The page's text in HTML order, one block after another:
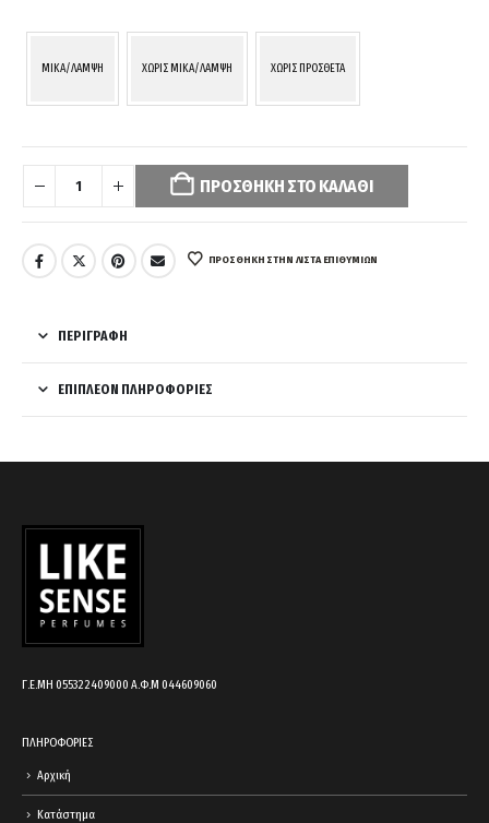
MIKA/ΛΑΜΨΗ ΧΩΡΙΣ MIKA/ΛΑΜΨΗ ΧΩΡΙΣ ΠΡΟΣΘΕΤΑ
Your
selection
has
been
Please
product
options
before
cart.
ΠΡΟΣΘΉΚΗ ΣΤΟ ΚΑΛΆΘΙ
ΠΡΌΣΘΉΚΗ ΣΤΗΝ ΛΊΣΤΑ ΕΠΙΘΥΜΙΏΝ
ΠΕΡΙΓΡΑΦΉ
ΕΠΙΠΛΈΟΝ ΠΛΗΡΟΦΟΡΊΕΣ
Γ.Ε.ΜΗ 055322409000 Α.Φ.Μ 044609060
ΠΛΗΡΟΦΟΡΙΕΣ
Αρχική
Κατάστημα